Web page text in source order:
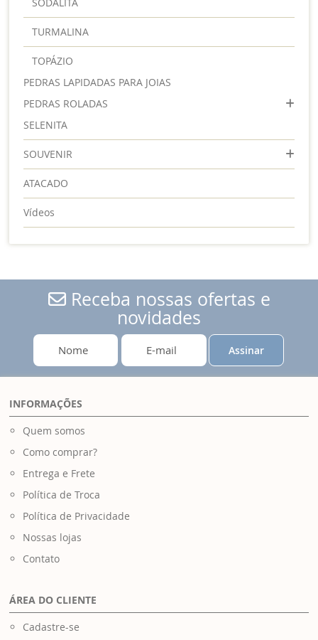
TURMALINA
TOPÁZIO
PEDRAS LAPIDADAS PARA JOIAS
PEDRAS ROLADAS
SELENITA
SOUVENIR
ATACADO
Vídeos
Receba nossas ofertas e
novidades
Assinar
INFORMAÇÕES
Quem somos
Como comprar?
Entrega e Frete
Política de Troca
Política de Privacidade
Nossas lojas
Contato
ÁREA DO CLIENTE
Cadastre-se